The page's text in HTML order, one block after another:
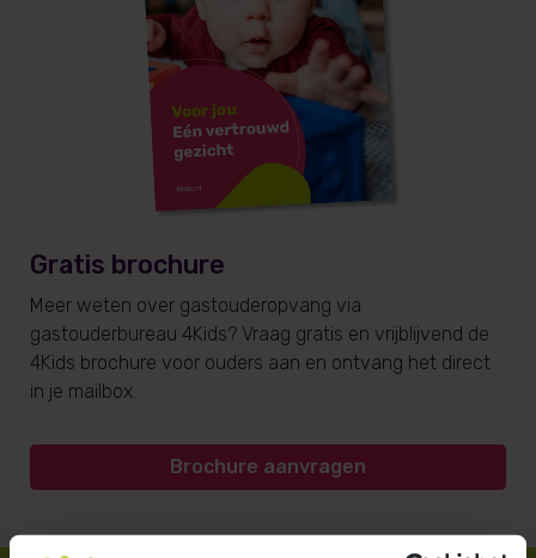
Gratis brochure
Meer weten over gastouderopvang via
gastouderbureau 4Kids? Vraag gratis en vrijblijvend de
4Kids brochure voor ouders aan en ontvang het direct
in je mailbox.
Brochure aanvragen